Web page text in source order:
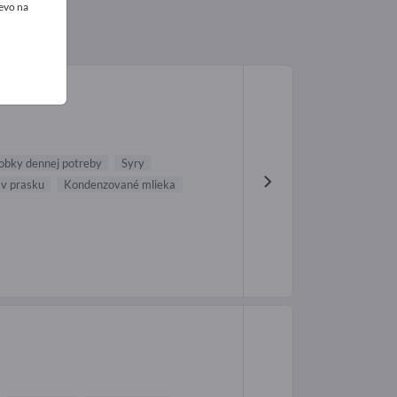
dennej potreby
Syry
prasku
Kondenzované mlieka
na